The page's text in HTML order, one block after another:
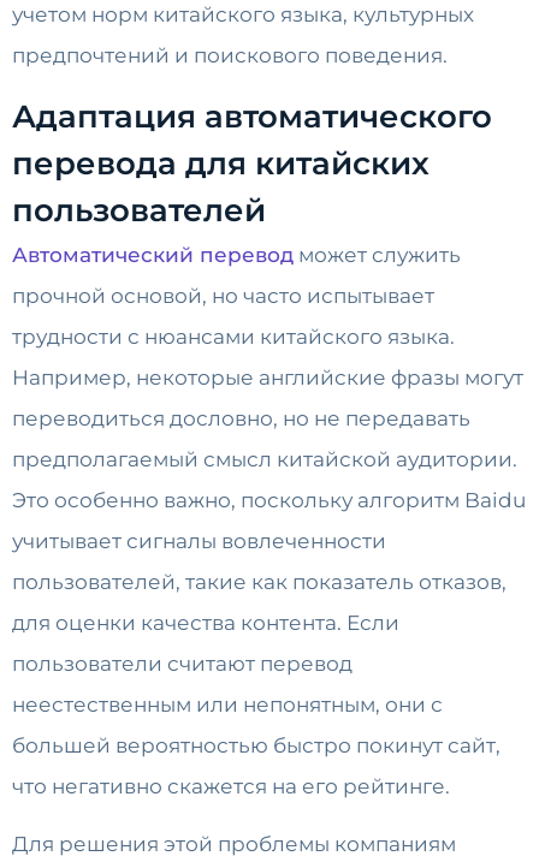
учетом норм китайского языка, культурных
предпочтений и поискового поведения.
Адаптация автоматического
перевода для китайских
пользователей
Автоматический перевод может служить
прочной основой, но часто испытывает
трудности с нюансами китайского языка.
Например, некоторые английские фразы могут
переводиться дословно, но не передавать
предполагаемый смысл китайской аудитории.
Это особенно важно, поскольку алгоритм Baidu
учитывает сигналы вовлеченности
пользователей, такие как показатель отказов,
для оценки качества контента. Если
пользователи считают перевод
неестественным или непонятным, они с
большей вероятностью быстро покинут сайт,
что негативно скажется на его рейтинге.
Для решения этой проблемы компаниям